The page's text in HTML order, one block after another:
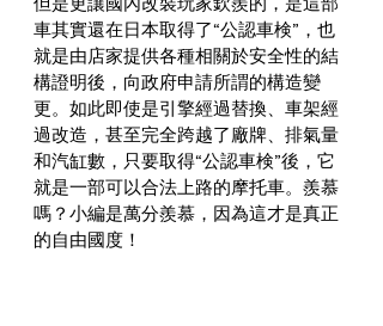
車其實還在日本取得了“公認車検”，也
就是由店家提供各種相關於安全性的結
構證明後，向政府申請所謂的構造變
更。如此即使是引擎經過替換、車架經
過改造，甚至完全跨越了廠牌、排氣量
和汽缸數，只要取得“公認車検”後，它
就是一部可以合法上路的摩托車。羨慕
嗎？小編是萬分羨慕，因為這才是真正
的自由國度！